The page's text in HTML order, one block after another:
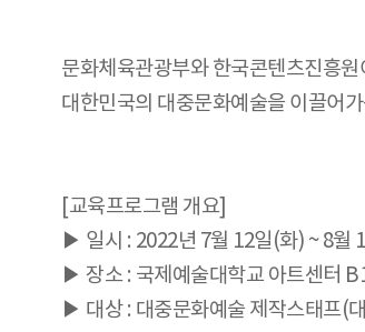
문화체육관광부와 한국콘텐츠진흥
대한민국의 대중문화예술을 이끌어
[교육프로그램 개요]
▶ 일시 : 2022년 7월 12일(화) ~ 8월
▶ 장소 : 국제예술대학교 아트센터
▶ 대상 : 대중문화예술 제작스태프(